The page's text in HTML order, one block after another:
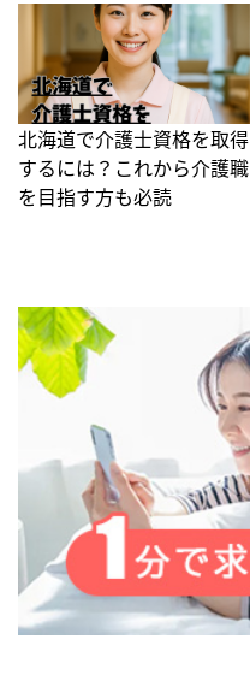
北海道で介護士資格を取得
するには？これから介護職
を目指す方も必読